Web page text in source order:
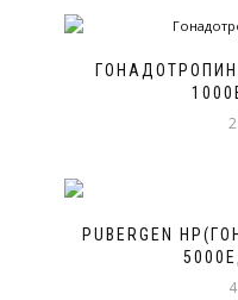
PUBERGEN